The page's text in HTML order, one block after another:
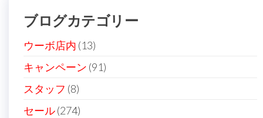
ブログカテゴリー
ウーボ店内 (13)
キャンペーン (91)
スタッフ (8)
セール(274)